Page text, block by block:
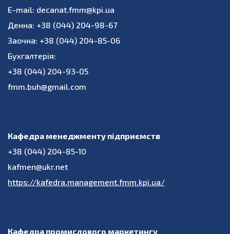
E-mail: decanat.fmm@kpi.ua
Денна: +38 (044) 204-98-67
Заочна: +38 (044) 204-85-06
Бухгалтерія:
+38 (044) 204-93-05
fmm.buh@gmail.com
Кафедра менеджменту підприємств
+38 (044) 204-85-10
kafmen@ukr.net
https://kafedra.management.fmm.kpi.ua/
Кафедра промислового маркетингу